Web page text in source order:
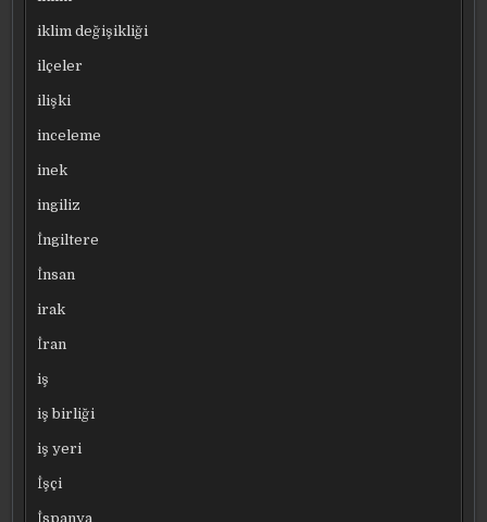
iklim değişikliği
ilçeler
ilişki
inceleme
inek
ingiliz
İngiltere
İnsan
irak
İran
iş
iş birliği
iş yeri
İşçi
İspanya